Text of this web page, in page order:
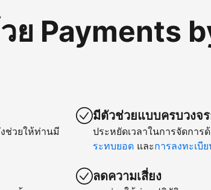
ย Payments
ช่วยให้ท่านมี
มีตัวช่วยแบบครบวงจ
ประหยัดเวลาในการจัดการ
ระทบยอด และการลงทะเบี
ลดความเสี่ยง